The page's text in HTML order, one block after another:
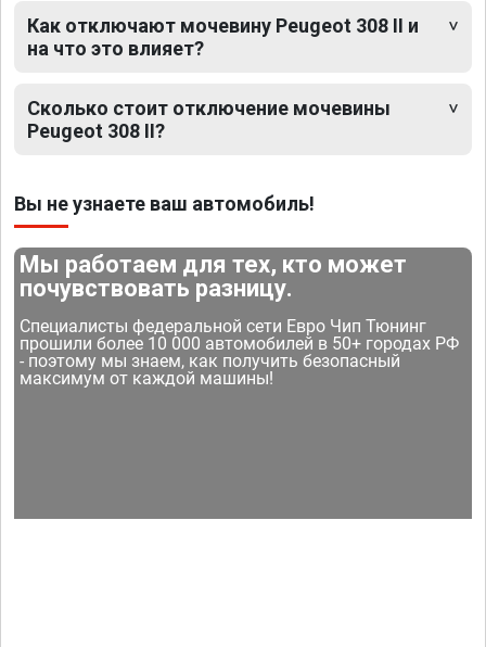
Как отключают мочевину Peugeot 308 II и
на что это влияет?
Сколько стоит отключение мочевины
Peugeot 308 II?
Вы не узнаете ваш автомобиль!
Мы работаем для тех, кто может
почувствовать разницу.
Специалисты федеральной сети Евро Чип Тюнинг
прошили более 10 000 автомобилей в 50+ городах РФ
- поэтому мы знаем, как получить безопасный
максимум от каждой машины!